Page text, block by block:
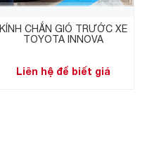
KÍNH CHẮN GIÓ TRƯỚC XE
TOYOTA INNOVA
Liên hệ để biết giá